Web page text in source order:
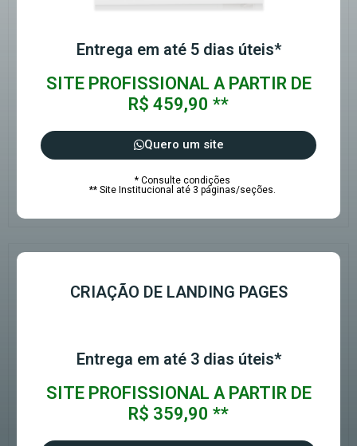
Entrega em até 5 dias úteis*
SITE PROFISSIONAL A PARTIR DE
R$ 459,90 **
Quero um site
* Consulte condições
** Site Institucional até 3 páginas/seções.
CRIAÇÃO DE LANDING PAGES
Entrega em até 3 dias úteis*
SITE PROFISSIONAL A PARTIR DE
R$ 359,90 **